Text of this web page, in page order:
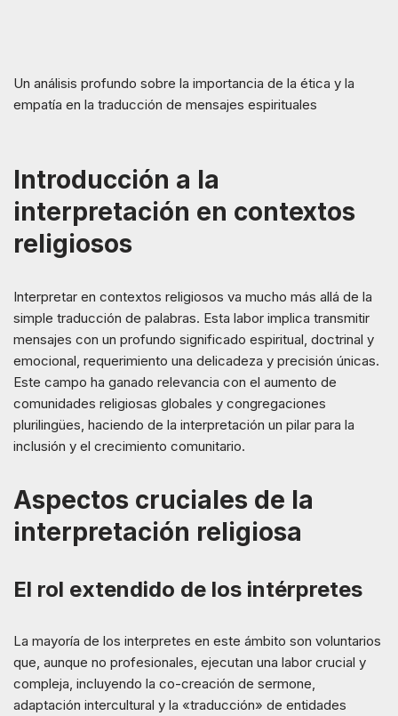
Un análisis profundo sobre la importancia de la ética y la
empatía en la traducción de mensajes espirituales
Introducción a la
interpretación en contextos
religiosos
Interpretar en contextos religiosos va mucho más allá de la
simple traducción de palabras. Esta labor implica transmitir
mensajes con un profundo significado espiritual, doctrinal y
emocional, requerimiento una delicadeza y precisión únicas.
Este campo ha ganado relevancia con el aumento de
comunidades religiosas globales y congregaciones
plurilingües, haciendo de la interpretación un pilar para la
inclusión y el crecimiento comunitario.
Aspectos cruciales de la
interpretación religiosa
El rol extendido de los intérpretes
La mayoría de los interpretes en este ámbito son voluntarios
que, aunque no profesionales, ejecutan una labor crucial y
compleja, incluyendo la co-creación de sermone,
adaptación intercultural y la «traducción» de entidades